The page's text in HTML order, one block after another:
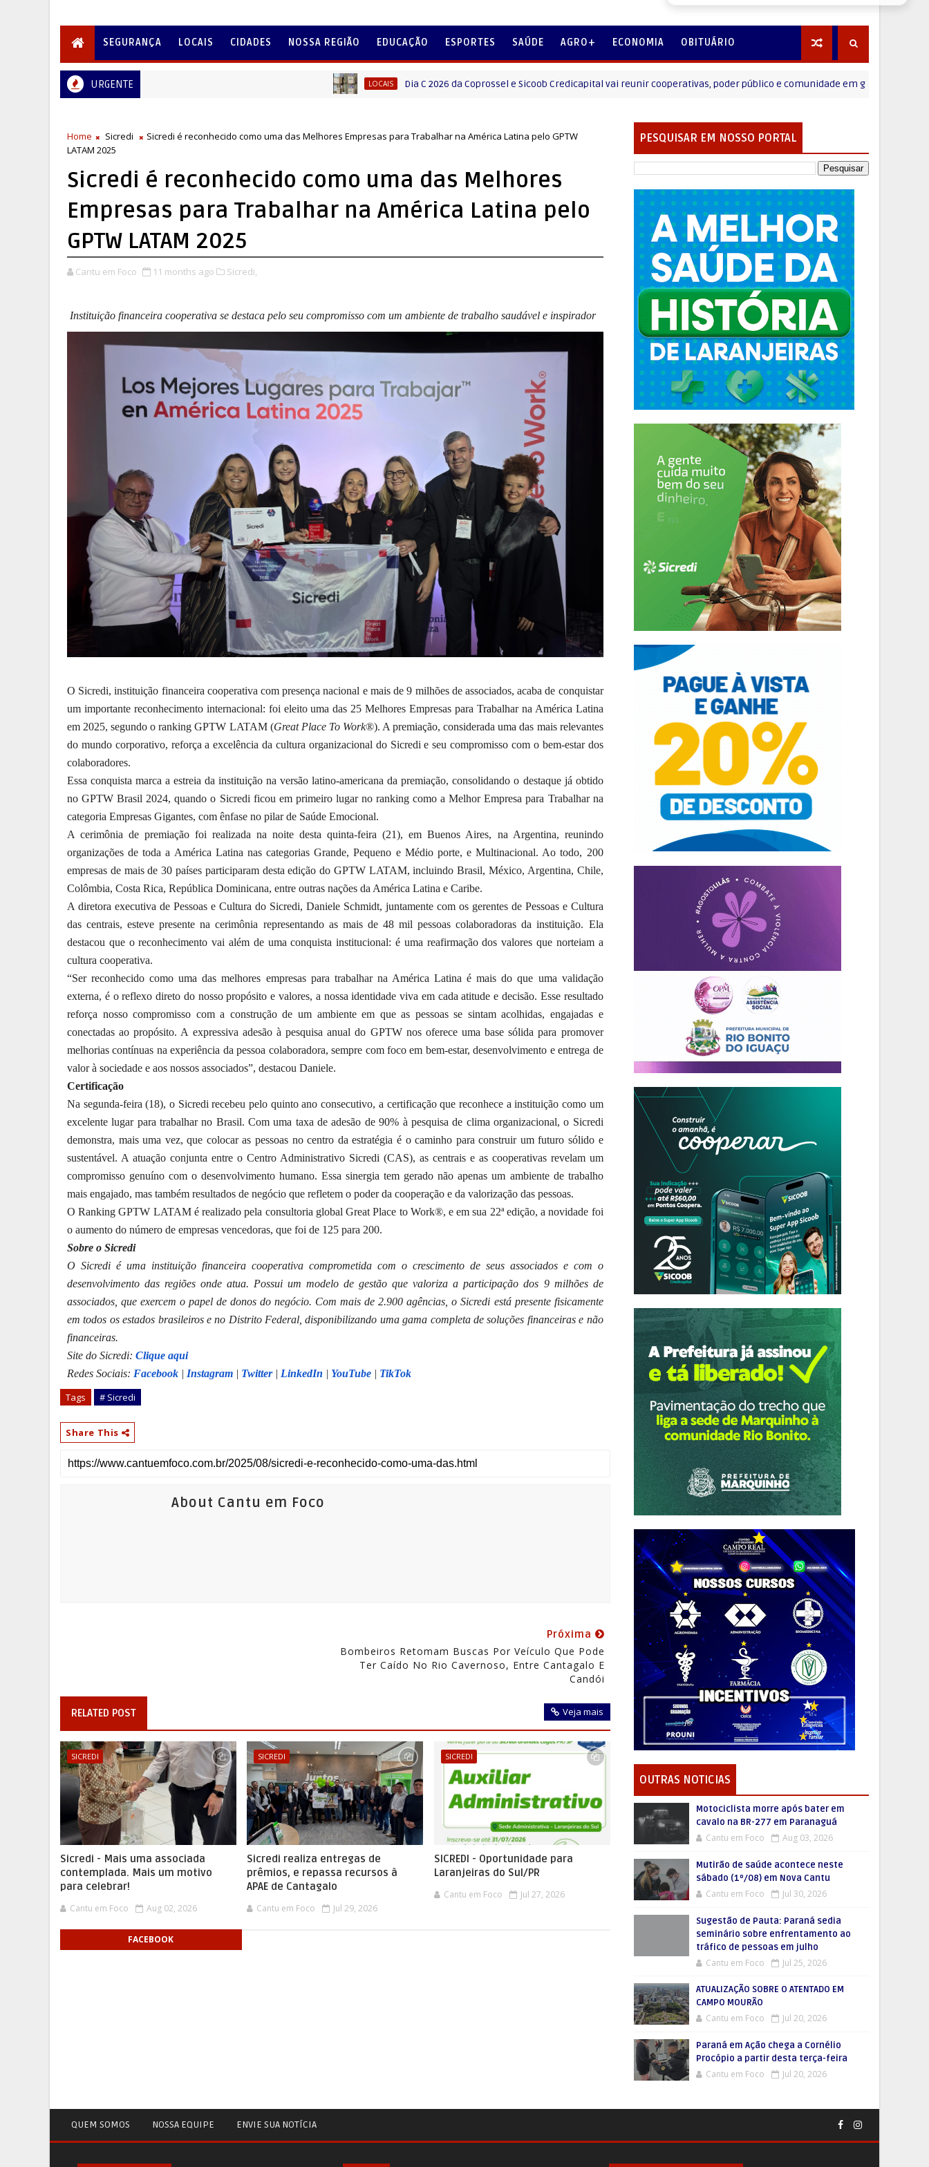
SEGURANÇA LOCAIS CIDADES NOSSA REGIÃO EDUCAÇÃO ESPORTES SAÚDE AGRO+ ECONOMIA OBITUÁRIO
URGENTE LOCAIS Dia C 2026 da Coprossel e Sicoob Credicapital vai reunir cooperativas, poder público e comunidade em grande ação de
Home Sicredi
Sicredi é reconhecido como uma das Melhores Empresas para Trabalhar na América Latina pelo GPTW
LATAM 2025
Sicredi é reconhecido como uma das Melhores
Empresas para Trabalhar na América Latina pelo
GPTW LATAM 2025
Cantu em Foco 11 months ago Sicredi,
Instituição financeira cooperativa se destaca pelo seu compromisso com um ambiente de trabalho saudável e inspirador
O Sicredi, instituição financeira cooperativa com presença nacional e mais de 9 milhões de associados, acaba de conquistar
um importante reconhecimento internacional: foi eleito uma das 25 Melhores Empresas para Trabalhar na América Latina
em 2025, segundo o ranking GPTW LATAM (Great Place To Work®). A premiação, considerada uma das mais relevantes
do mundo corporativo, reforça a excelência da cultura organizacional do Sicredi e seu compromisso com o bem-estar dos
colaboradores.
Essa conquista marca a estreia da instituição na versão latino-americana da premiação, consolidando o destaque já obtido
no GPTW Brasil 2024, quando o Sicredi ficou em primeiro lugar no ranking como a Melhor Empresa para Trabalhar na
categoria Empresas Gigantes, com ênfase no pilar de Saúde Emocional.
A cerimônia de premiação foi realizada na noite desta quinta-feira (21), em Buenos Aires, na Argentina, reunindo
organizações de toda a América Latina nas categorias Grande, Pequeno e Médio porte, e Multinacional. Ao todo, 200
empresas de mais de 30 países participaram desta edição do GPTW LATAM, incluindo Brasil, México, Argentina, Chile,
Colômbia, Costa Rica, República Dominicana, entre outras nações da América Latina e Caribe.
A diretora executiva de Pessoas e Cultura do Sicredi, Daniele Schmidt, juntamente com os gerentes de Pessoas e Cultura
das centrais, esteve presente na cerimônia representando as mais de 48 mil pessoas colaboradoras da instituição. Ela
destacou que o reconhecimento vai além de uma conquista institucional: é uma reafirmação dos valores que norteiam a
cultura cooperativa.
“Ser reconhecido como uma das melhores empresas para trabalhar na América Latina é mais do que uma validação
externa, é o reflexo direto do nosso propósito e valores, a nossa identidade viva em cada atitude e decisão. Esse resultado
reforça nosso compromisso com a construção de um ambiente em que as pessoas se sintam acolhidas, engajadas e
conectadas ao propósito. A expressiva adesão à pesquisa anual do GPTW nos oferece uma base sólida para promover
melhorias contínuas na experiência da pessoa colaboradora, sempre com foco em bem-estar, desenvolvimento e entrega de
valor à sociedade e aos nossos associados”, destacou Daniele.
Certificação
Na segunda-feira (18), o Sicredi recebeu pelo quinto ano consecutivo, a certificação que reconhece a instituição como um
excelente lugar para trabalhar no Brasil. Com uma taxa de adesão de 90% à pesquisa de clima organizacional, o Sicredi
demonstra, mais uma vez, que colocar as pessoas no centro da estratégia é o caminho para construir um futuro sólido e
sustentável. A atuação conjunta entre o Centro Administrativo Sicredi (CAS), as centrais e as cooperativas revelam um
compromisso genuíno com o desenvolvimento humano. Essa sinergia tem gerado não apenas um ambiente de trabalho
mais engajado, mas também resultados de negócio que refletem o poder da cooperação e da valorização das pessoas.
O Ranking GPTW LATAM é realizado pela consultoria global Great Place to Work®, e em sua 22ª edição, a novidade foi
o aumento do número de empresas vencedoras, que foi de 125 para 200.
Sobre o Sicredi
O Sicredi é uma instituição financeira cooperativa comprometida com o crescimento de seus associados e com o
desenvolvimento das regiões onde atua. Possui um modelo de gestão que valoriza a participação dos 9 milhões de
associados, que exercem o papel de donos do negócio. Com mais de 2.900 agências, o Sicredi está presente fisicamente
em todos os estados brasileiros e no Distrito Federal, disponibilizando uma gama completa de soluções financeiras e não
financeiras.
Site do Sicredi: Clique aqui
Redes Sociais: Facebook | Instagram | Twitter| LinkedIn | YouTube | TikTok
Tags # Sicredi
Share This
About Cantu em Foco
Próxima
Bombeiros Retomam Buscas Por Veículo Que Pode
Ter Caído No Rio Cavernoso, Entre Cantagalo E
Candói
RELATED POST Veja mais
SICREDI
Sicredi - Mais uma associada
contemplada. Mais um motivo
para celebrar!
Cantu em Foco Aug 02, 2026
SICREDI
Sicredi realiza entregas de
prêmios, e repassa recursos à
APAE de Cantagalo
Cantu em Foco Jul 29, 2026
SICREDI
SICREDI - Oportunidade para
Laranjeiras do Sul/PR
Cantu em Foco Jul 27, 2026
FACEBOOK
PESQUISAR EM NOSSO PORTAL
OUTRAS NOTICIAS
Motociclista morre após bater em
cavalo na BR-277 em Paranaguá
Cantu em Foco Aug 03, 2026
Mutirão de saúde acontece neste
sábado (1º/08) em Nova Cantu
Cantu em Foco Jul 30, 2026
Sugestão de Pauta: Paraná sedia
seminário sobre enfrentamento ao
tráfico de pessoas em julho
Cantu em Foco Jul 25, 2026
ATUALIZAÇÃO SOBRE O ATENTADO EM
CAMPO MOURÃO
Cantu em Foco Jul 20, 2026
Paraná em Ação chega a Cornélio
Procópio a partir desta terça-feira
Cantu em Foco Jul 20, 2026
QUEM SOMOS NOSSA EQUIPE ENVIE SUA NOTÍCIA